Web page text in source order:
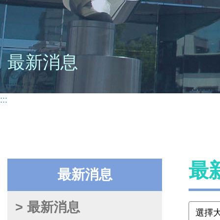
最新消息
:::
最新消息
> 最新消息
最